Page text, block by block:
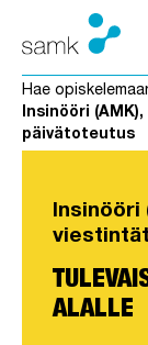
Siirry sisältöön
Hae
Insinööri
päivätoteutus
Insinööri
ALALLE